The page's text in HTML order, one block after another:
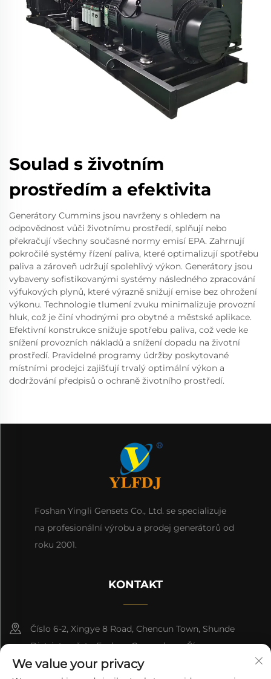
Soulad s životním
prostředím a efektivita
Generátory Cummins jsou navrženy s ohledem na
odpovědnost vůči životnímu prostředí, splňují nebo
překračují všechny současné normy emisí EPA. Zahrnují
pokročilé systémy řízení paliva, které optimalizují spotřebu
paliva a zároveň udržují spolehlivý výkon. Generátory jsou
vybaveny sofistikovanými systémy následného zpracování
výfukových plynů, které výrazně snižují emise bez ohrožení
výkonu. Technologie tlumení zvuku minimalizuje provozní
hluk, což je činí vhodnými pro obytné a městské aplikace.
Efektivní konstrukce snižuje spotřebu paliva, což vede ke
snížení provozních nákladů a snížení dopadu na životní
prostředí. Pravidelné programy údržby poskytované
místními prodejci zajišťují trvalý optimální výkon a
dodržování předpisů o ochraně životního prostředí.
Foshan Yingli Gensets Co., Ltd. se specializuje
na profesionální výrobu a prodej generátorů od
roku 2001.
KONTAKT
Číslo 6-2, Xingye 8 Road, Chencun Town, Shunde
District, město Foshan, Guangdong, Čína.
8618676517177
We value your privacy